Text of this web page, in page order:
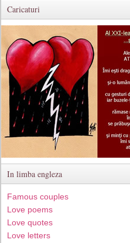
Caricaturi
In limba engleza
Famous couples
Love poems
Love quotes
Love letters